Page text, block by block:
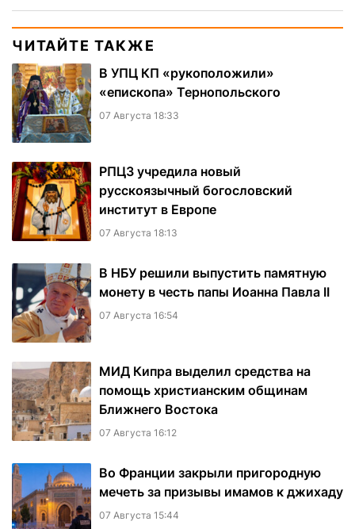
ЧИТАЙТЕ ТАКЖЕ
В УПЦ КП «рукоположили»
«епископа» Тернопольского
07 Августа 18:33
РПЦЗ учредила новый
русскоязычный богословский
институт в Европе
07 Августа 18:13
В НБУ решили выпустить памятную
монету в честь папы Иоанна Павла II
07 Августа 16:54
МИД Кипра выделил средства на
помощь христианским общинам
Ближнего Востока
07 Августа 16:12
Во Франции закрыли пригородную
мечеть за призывы имамов к джихаду
07 Августа 15:44